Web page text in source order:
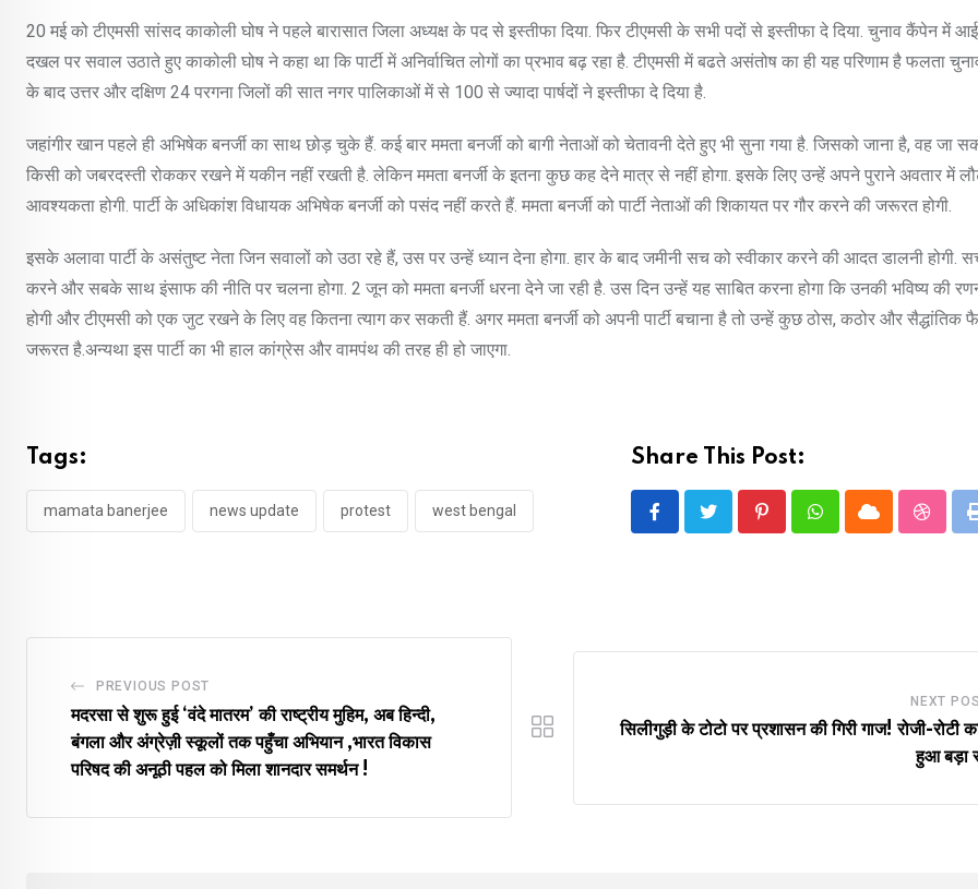
20 मई को टीएमसी सांसद काकोली घोष ने पहले बारासात जिला अध्यक्ष के पद से इस्तीफा दिया. फिर टीएमसी के सभी पदों से इस्तीफा दे दिया. चुनाव कैंपेन में
दखल पर सवाल उठाते हुए काकोली घोष ने कहा था कि पार्टी में अनिर्वाचित लोगों का प्रभाव बढ़ रहा है. टीएमसी में बढते असंतोष का ही यह परिणाम है फलता
के बाद उत्तर और दक्षिण 24 परगना जिलों की सात नगर पालिकाओं में से 100 से ज्यादा पार्षदों ने इस्तीफा दे दिया है.
जहांगीर खान पहले ही अभिषेक बनर्जी का साथ छोड़ चुके हैं. कई बार ममता बनर्जी को बागी नेताओं को चेतावनी देते हुए भी सुना गया है. जिसको जाना है, वह जा
किसी को जबरदस्ती रोककर रखने में यकीन नहीं रखती है. लेकिन ममता बनर्जी के इतना कुछ कह देने मात्र से नहीं होगा. इसके लिए उन्हें अपने पुराने अवतार में
आवश्यकता होगी. पार्टी के अधिकांश विधायक अभिषेक बनर्जी को पसंद नहीं करते हैं. ममता बनर्जी को पार्टी नेताओं की शिकायत पर गौर करने की जरूरत होगी.
इसके अलावा पार्टी के असंतुष्ट नेता जिन सवालों को उठा रहे हैं, उस पर उन्हें ध्यान देना होगा. हार के बाद जमीनी सच को स्वीकार करने की आदत डालनी होगी.
करने और सबके साथ इंसाफ की नीति पर चलना होगा. 2 जून को ममता बनर्जी धरना देने जा रही है. उस दिन उन्हें यह साबित करना होगा कि उनकी भविष्य की
होगी और टीएमसी को एक जुट रखने के लिए वह कितना त्याग कर सकती हैं. अगर ममता बनर्जी को अपनी पार्टी बचाना है तो उन्हें कुछ ठोस, कठोर और
जरूरत है.अन्यथा इस पार्टी का भी हाल कांग्रेस और वामपंथ की तरह ही हो जाएगा.
Tags:
mamata banerjee news update protest west bengal
Share This Post:
PinterestWhatsappCloud
PREVIOUS POST
मदरसा से शुरू हुई ‘वंदे मातरम’ की राष्ट्रीय मुहिम, अब हिन्दी,
बंगला और अंग्रेज़ी स्कूलों तक पहुँचा अभियान ,भारत विकास
परिषद की अनूठी पहल को मिला शानदार समर्थन !
NEXT
सिलीगुड़ी के टोटो पर प्रशासन की गिरी गाज! रोजी-रोटी
हुआ बड़ा